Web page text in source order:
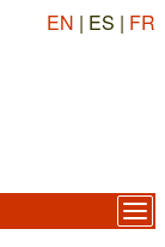
EN | ES | FR